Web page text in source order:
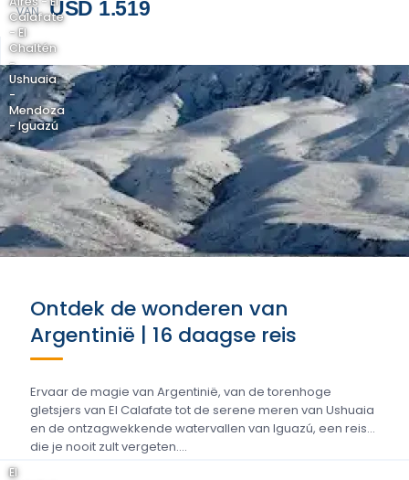
VAN USD 1.519
Calafate
- El
Chaltén
-
Ushuaia
-
Mendoza
- Iguazú
Ontdek de wonderen van
Argentinië | 16 daagse reis
Ervaar de magie van Argentinië, van de torenhoge
gletsjers van El Calafate tot de serene meren van Ushuaia
en de ontzagwekkende watervallen van Iguazú, een reis
die je nooit zult vergeten....
El